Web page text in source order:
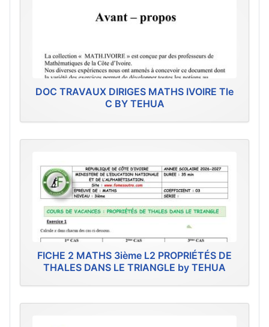
DOC TRAVAUX DIRIGES MATHS IVOIRE Tle
C BY TEHUA
FICHE 2 MATHS 3ième L2 PROPRIÉTÉS DE
THALES DANS LE TRIANGLE by TEHUA